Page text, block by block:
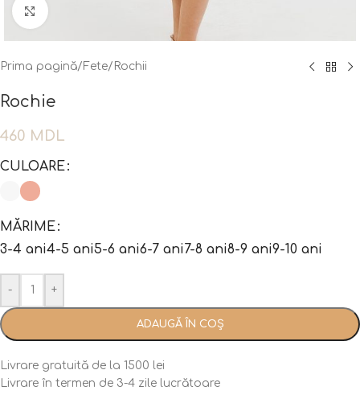
Fă clic pentru a mări
Prima pagină/Fete/ Rochii
Rochie
460 MDL
CULOARE
MĂRIME
3-4 ani4-5 ani5-6 ani6-7 ani7-8 ani8-9 ani9-10 ani
- +
ADAUGĂ ÎN COȘ
Livrare gratuită de la 1500 lei
Livrare în termen de 3-4 zile lucrătoare